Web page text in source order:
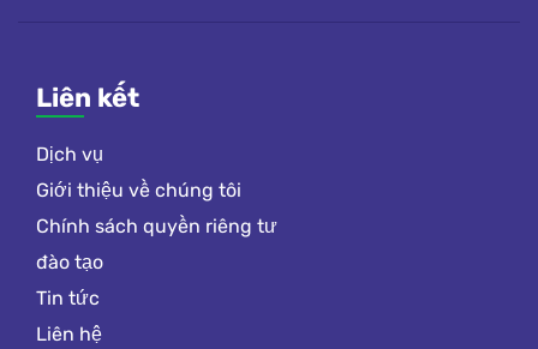
Liên kết
Dịch vụ
Giới thiệu về chúng tôi
Chính sách quyền riêng tư
đào tạo
Tin tức
Liên hệ